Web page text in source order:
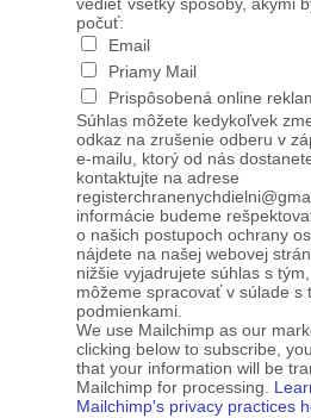
počuť:
Email
Priamy Mail
Prispôsobená online
Súhlas môžete kedykoľvek
odkaz na zrušenie odberu v
e-mailu, ktorý od nás
kontaktujte na adrese
informácie budeme
o našich postupoch ochrany
nájdete na našej webovej
nižšie vyjadrujete súhlas s
môžeme spracovať v súlade s
podmienkami.
We use Mailchimp as our
clicking below to subscribe,
that your information will be
Mailchimp for processing.
Mailchimp's privacy practices